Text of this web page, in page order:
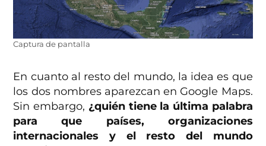
Captura de pantalla
En cuanto al resto del mundo, la idea es que
los dos nombres aparezcan en Google Maps.
Sin embargo, ¿quién tiene la última palabra
para que países, organizaciones
internacionales y el resto del mundo